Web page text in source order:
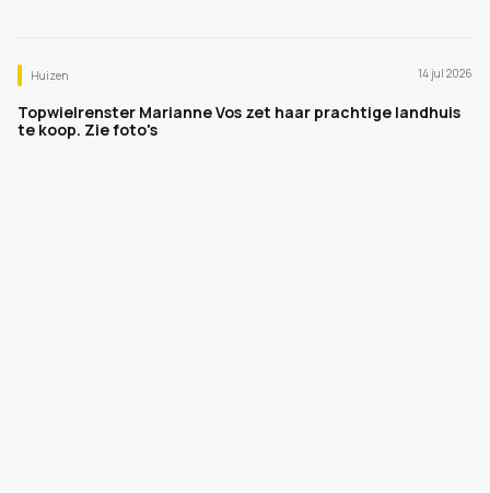
Huizen 14 jul 2026
Topwielrenster Marianne Vos zet haar prachtige landhuis
te koop. Zie foto's